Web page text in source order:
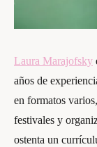
Laura Marajofsky
años de
en formatos
festivales y
ostenta un